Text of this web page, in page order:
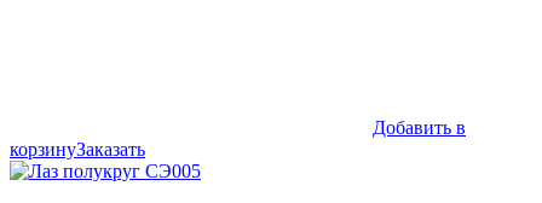
Добавить в
корзинуЗаказать